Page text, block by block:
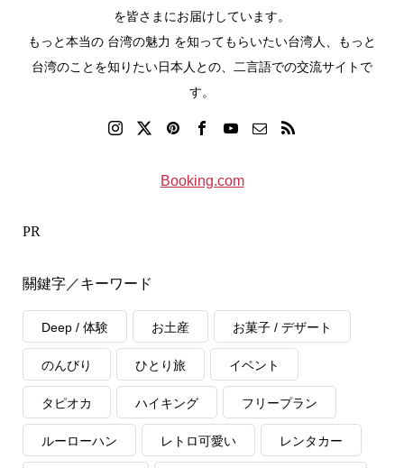
を皆さまにお届けしています。
もっと本当の 台湾の魅力 を知ってもらいたい台湾人、もっと
台湾のことを知りたい日本人との、二言語での交流サイトで
す。
Booking.com
PR
關鍵字／キーワード
Deep / 体験 お土産 お菓子 / デザート
のんびり ひとり旅 イベント
タピオカ ハイキング フリープラン
ルーローハン レトロ可愛い レンタカー